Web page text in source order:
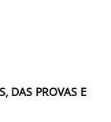
DAS PROVAS E